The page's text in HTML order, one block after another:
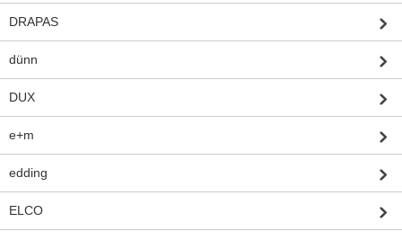
DRAPAS
dünn
DUX
e+m
edding
ELCO